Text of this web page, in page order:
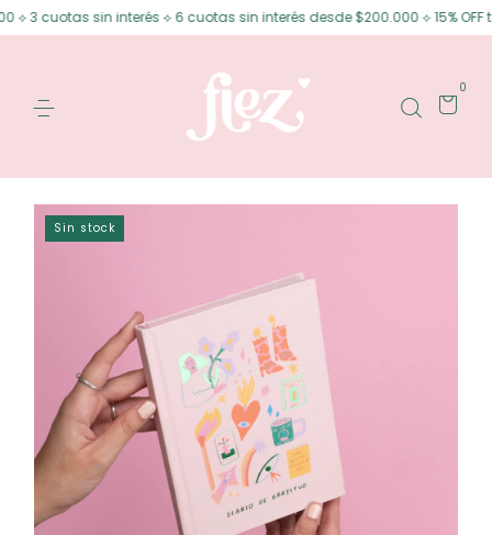
cuotas sin interés ⟡ 6 cuotas sin interés desde $200.000 ⟡ 15% OFF
0
Sin stock